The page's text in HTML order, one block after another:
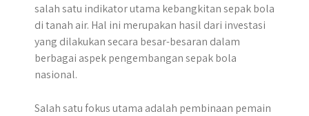
salah satu indikator utama kebangkitan sepak bola
di tanah air. Hal ini merupakan hasil dari investasi
yang dilakukan secara besar-besaran dalam
berbagai aspek pengembangan sepak bola
nasional.
Salah satu fokus utama adalah pembinaan pemain